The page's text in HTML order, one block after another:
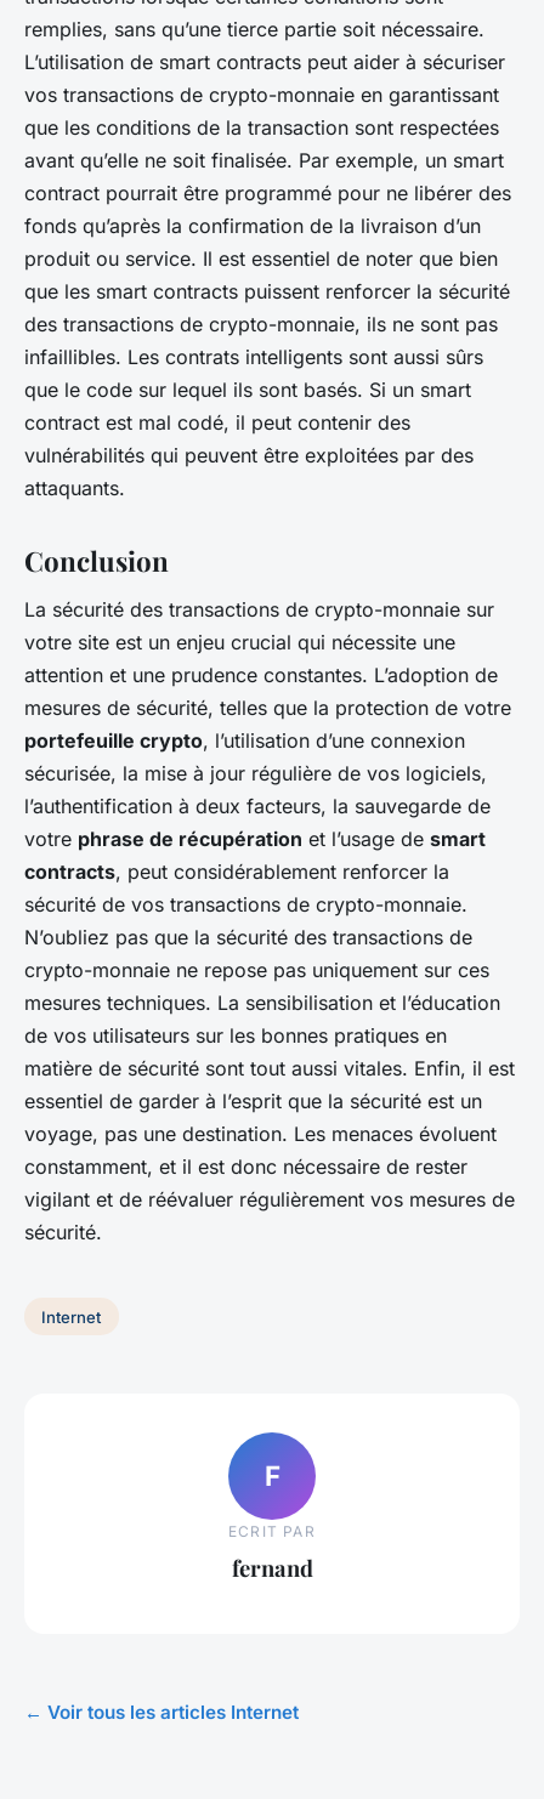
remplies, sans qu’une tierce partie soit nécessaire.
L’utilisation de smart contracts peut aider à sécuriser
vos transactions de crypto-monnaie en garantissant
que les conditions de la transaction sont respectées
avant qu’elle ne soit finalisée. Par exemple, un smart
contract pourrait être programmé pour ne libérer des
fonds qu’après la confirmation de la livraison d’un
produit ou service. Il est essentiel de noter que bien
que les smart contracts puissent renforcer la sécurité
des transactions de crypto-monnaie, ils ne sont pas
infaillibles. Les contrats intelligents sont aussi sûrs
que le code sur lequel ils sont basés. Si un smart
contract est mal codé, il peut contenir des
vulnérabilités qui peuvent être exploitées par des
attaquants.
Conclusion
La sécurité des transactions de crypto-monnaie sur
votre site est un enjeu crucial qui nécessite une
attention et une prudence constantes. L’adoption de
mesures de sécurité, telles que la protection de votre
portefeuille crypto, l’utilisation d’une connexion
sécurisée, la mise à jour régulière de vos logiciels,
l’authentification à deux facteurs, la sauvegarde de
votre phrase de récupération et l’usage de smart
contracts, peut considérablement renforcer la
sécurité de vos transactions de crypto-monnaie.
N’oubliez pas que la sécurité des transactions de
crypto-monnaie ne repose pas uniquement sur ces
mesures techniques. La sensibilisation et l’éducation
de vos utilisateurs sur les bonnes pratiques en
matière de sécurité sont tout aussi vitales. Enfin, il est
essentiel de garder à l’esprit que la sécurité est un
voyage, pas une destination. Les menaces évoluent
constamment, et il est donc nécessaire de rester
vigilant et de réévaluer régulièrement vos mesures de
sécurité.
Internet
F
ECRIT PAR
fernand
← Voir tous les articles Internet